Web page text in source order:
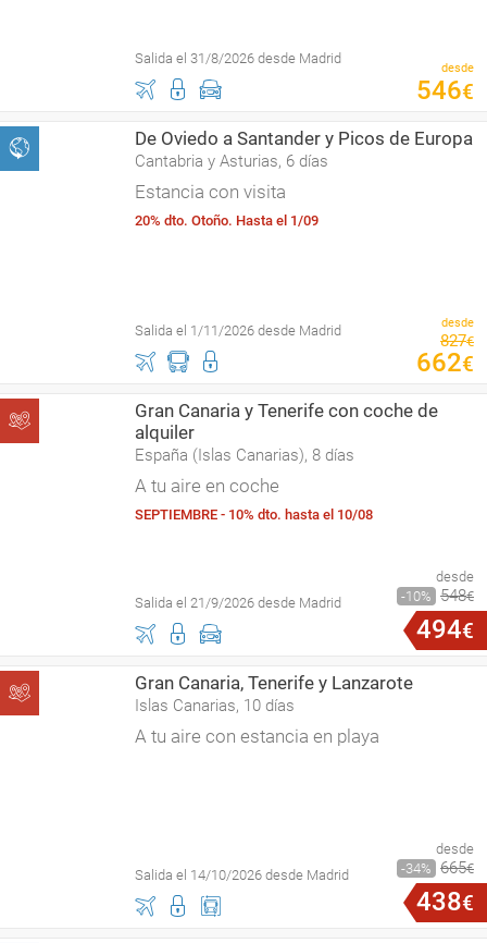
Salida el 31/8/2026 desde Madrid
desde
546€
De Oviedo a Santander y Picos de Europa
Cantabria y Asturias, 6 días
Estancia con visita
20% dto. Otoño. Hasta el 1/09
Salida el 1/11/2026 desde Madrid desde
827€
662€
Gran Canaria y Tenerife con coche de
alquiler
España (Islas Canarias), 8 días
A tu aire en coche
SEPTIEMBRE - 10% dto. hasta el 10/08
Salida el 21/9/2026 desde Madrid
desde
10
548€
494€
Gran Canaria, Tenerife y Lanzarote
Islas Canarias, 10 días
A tu aire con estancia en playa
Salida el 14/10/2026 desde Madrid
desde
34
665€
438€